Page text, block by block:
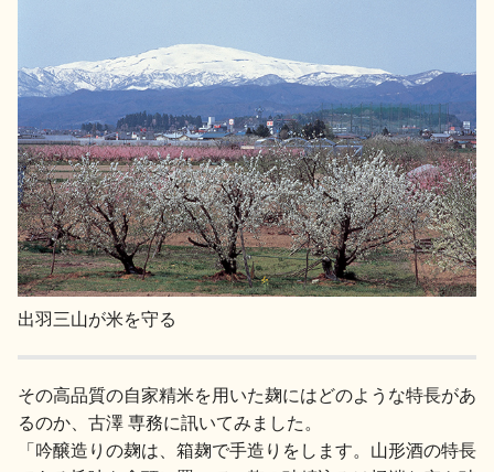
出羽三山が米を守る
その高品質の自家精米を用いた麹にはどのような特長があ
るのか、古澤 専務に訊いてみました。
「吟醸造りの麹は、箱麹で手造りをします。山形酒の特長